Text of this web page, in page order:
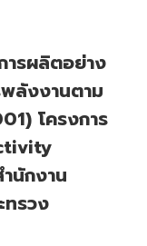
ารผลิตอย่าง
ลังงานตาม
โครงการ
นักงาน
ทรวง